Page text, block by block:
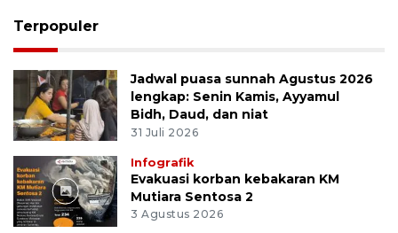
Terpopuler
Jadwal puasa sunnah Agustus 2026
lengkap: Senin Kamis, Ayyamul
Bidh, Daud, dan niat
31 Juli 2026
Infografik
Evakuasi korban kebakaran KM
Mutiara Sentosa 2
3 Agustus 2026